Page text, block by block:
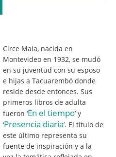
Circe Maia, nacida en
Montevideo en 1932, se mudó
en su juventud con su esposo
e hijas a Tacuarembó donde
reside desde entonces. Sus
primeros libros de adulta
fueron ‘En el tiempo’ y
‘Presencia diaria’. El título de
este último representa su
fuente de inspiración y a la